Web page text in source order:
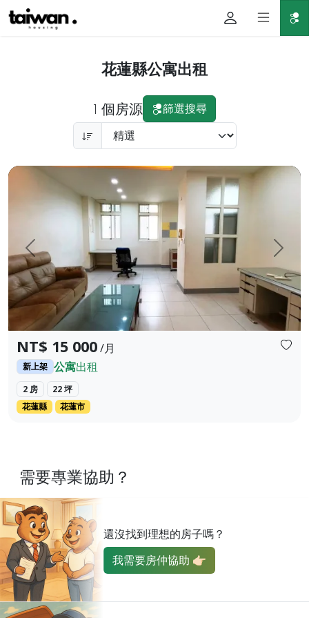
花蓮縣公寓出租
1 個房源 篩選搜尋
上一頁 下一
NT$ 15 000/月
新上架 公寓出租
2 房
22 坪
花蓮縣
花蓮市
花蓮市南京街二樓整層2房1廳3衛出租 均為套房，出租內容
需要專業協助？
還沒找到理想的房子嗎？
我需要房仲協助 👉🏻